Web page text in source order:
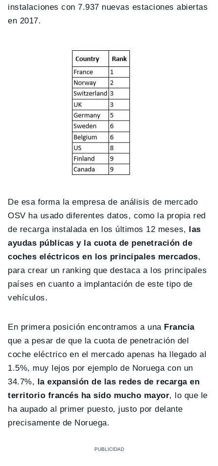
instalaciones con 7.937 nuevas estaciones abiertas
en 2017.
De esa forma la empresa de análisis de mercado
OSV ha usado diferentes datos, como la propia red
de recarga instalada en los últimos 12 meses, las
ayudas públicas y la cuota de penetración de
coches eléctricos en los principales mercados,
para crear un ranking que destaca a los principales
países en cuanto a implantación de este tipo de
vehículos.
En primera posición encontramos a una Francia
que a pesar de que la cuota de penetración del
coche eléctrico en el mercado apenas ha llegado al
1.5%, muy lejos por ejemplo de Noruega con un
34.7%, la expansión de las redes de recarga en
territorio francés ha sido mucho mayor, lo que le
ha aupado al primer puesto, justo por delante
precisamente de Noruega.